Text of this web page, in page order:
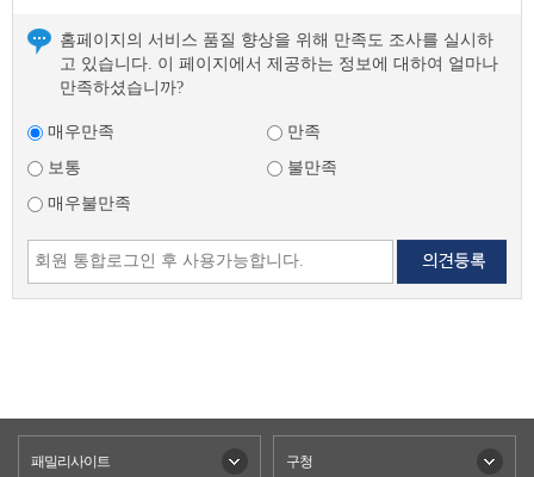
홈페이지의 서비스 품질 향상을 위해 만족도 조사를 실시하
고 있습니다. 이 페이지에서 제공하는 정보에 대하여 얼마나
만족하셨습니까?
매우만족
만족
보통
불만족
매우불만족
패밀리사이트 구청